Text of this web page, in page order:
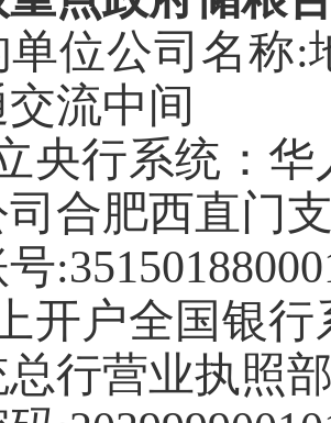
单位公司名称:
流中间
央行系统：
司合肥西直门
开户全国银
总行营业执照